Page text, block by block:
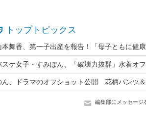
トップトピックス
編集部にメッセージ